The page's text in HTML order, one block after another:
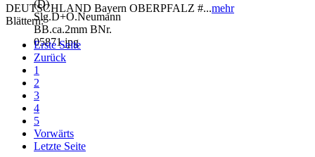
DEUTSCHLAND Bayern OBERPFALZ #...mehr
Blättern:
Erste Seite
Zurück
1
2
3
4
5
Vorwärts
Letzte Seite